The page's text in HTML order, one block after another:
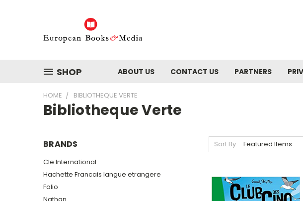
SHOP ABOUT US CONTACT US PARTNERS
HOME BIBLIOTHEQUE VERTE
Bibliotheque Verte
BRANDS
Cle International
Hachette Francais langue etrangere
Folio
Sort By: